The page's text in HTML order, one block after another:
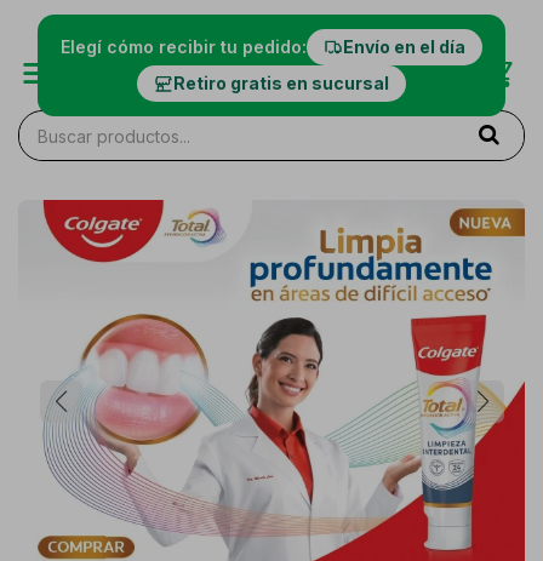
Elegí cómo recibir tu pedido:
Envío en el día
Retiro gratis en sucursal